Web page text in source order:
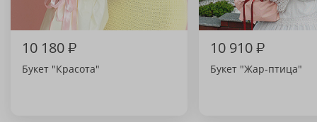
10 180₽
Букет "Красота"
10 910₽
Букет "Жар-птица"